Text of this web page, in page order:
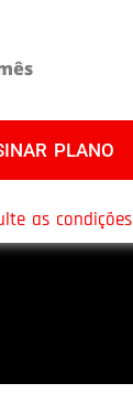
PLANO
as condições